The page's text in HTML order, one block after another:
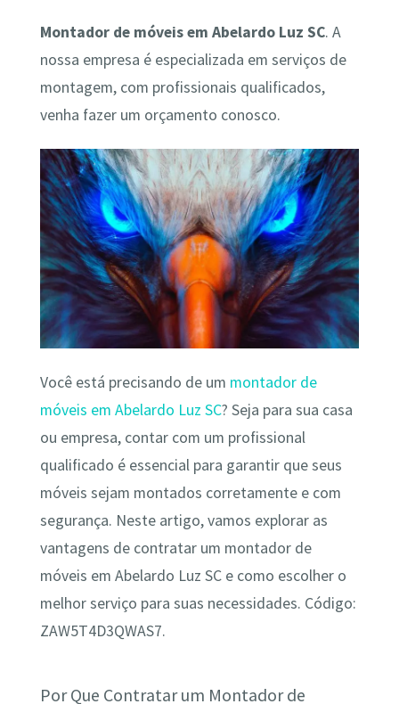
Montador de móveis em Abelardo Luz SC. A
nossa empresa é especializada em serviços de
montagem, com profissionais qualificados,
venha fazer um orçamento conosco.
Você está precisando de um montador de
móveis em Abelardo Luz SC? Seja para sua casa
ou empresa, contar com um profissional
qualificado é essencial para garantir que seus
móveis sejam montados corretamente e com
segurança. Neste artigo, vamos explorar as
vantagens de contratar um montador de
móveis em Abelardo Luz SC e como escolher o
melhor serviço para suas necessidades. Código:
ZAW5T4D3QWAS7.
Por Que Contratar um Montador de